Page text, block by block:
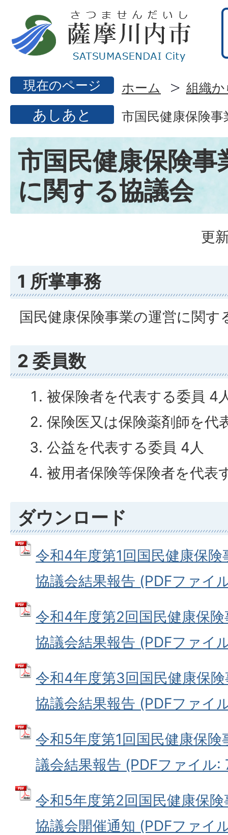
現在のページ ホーム 組織
あしあと 市国民健康保険
市国民健康保険事
に関する協議会
更
1 所掌事務
国民健康保険事業の運営に関す
2 委員数
被保険者を代表する委員 4
保険医又は保険薬剤師を代
公益を代表する委員 4人
被用者保険等保険者を代表
ダウンロード
令和4年度第1回国民健康保
協議会結果報告 (PDFファイ
令和4年度第2回国民健康保
協議会結果報告 (PDFファイ
令和4年度第3回国民健康保
協議会結果報告 (PDFファイ
令和5年度第1回国民健康保
議会結果報告 (PDFファイル:
令和5年度第2回国民健康保
協議会開催通知 (PDFファイ